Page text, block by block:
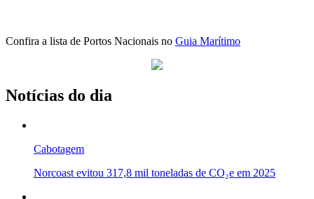
Confira a lista de Portos Nacionais no Guia Marítimo
Notícias do dia
Cabotagem
Norcoast evitou 317,8 mil toneladas de CO₂e em 2025